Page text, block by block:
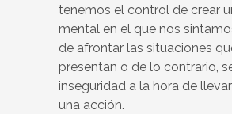
tenemos el control de crear
mental en el que nos
de afrontar las situaciones
presentan o de lo contrario,
inseguridad a la hora de
una acción.